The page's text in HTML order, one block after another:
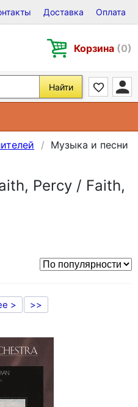
на Виниле, CD и DVD
Доставка Оплата
Корзина (0)
Найти
Музыка и песни
Percy / Faith,
> >>